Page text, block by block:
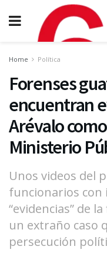
Home Política
Forenses
encuentran
Arévalo
Ministerio
Unos videos del
funcionarios con
“evidencias” de
un extraño caso
persecución